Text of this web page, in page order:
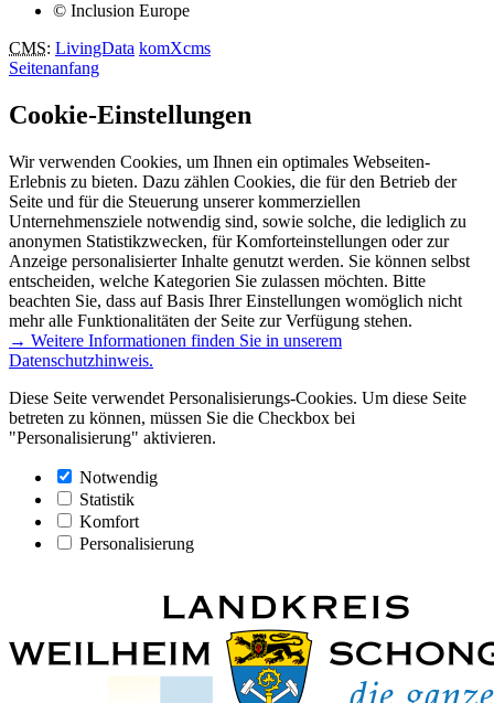
© Inclusion Europe
CMS: LivingData komXcms
Seitenanfang
Cookie-Einstellungen
Wir verwenden Cookies, um Ihnen ein optimales Webseiten-
Erlebnis zu bieten. Dazu zählen Cookies, die für den Betrieb der
Seite und für die Steuerung unserer kommerziellen
Unternehmensziele notwendig sind, sowie solche, die lediglich zu
anonymen Statistikzwecken, für Komforteinstellungen oder zur
Anzeige personalisierter Inhalte genutzt werden. Sie können selbst
entscheiden, welche Kategorien Sie zulassen möchten. Bitte
beachten Sie, dass auf Basis Ihrer Einstellungen womöglich nicht
mehr alle Funktionalitäten der Seite zur Verfügung stehen.
→ Weitere Informationen finden Sie in unserem
Datenschutzhinweis.
Diese Seite verwendet Personalisierungs-Cookies. Um diese Seite
betreten zu können, müssen Sie die Checkbox bei
"Personalisierung" aktivieren.
Notwendig
Statistik
Komfort
Personalisierung